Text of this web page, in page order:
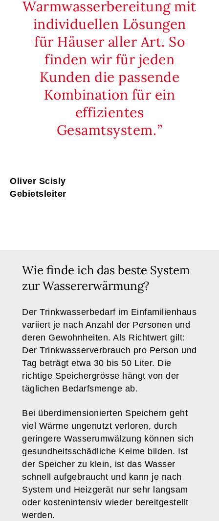
Warmwasserbereitung mit
individuellen Lösungen
für Häuser aller Art. So
finden wir für jeden
Kunden die passende
Kombination für ein
effizientes
Gesamtsystem.
Oliver Scisly
Gebietsleiter
Wie finde ich das beste System
zur Wassererwärmung?
Der Trinkwasserbedarf im Einfamilienhaus
variiert je nach Anzahl der Personen und
deren Gewohnheiten. Als Richtwert gilt:
Der Trinkwasserverbrauch pro Person und
Tag beträgt etwa 30 bis 50 Liter. Die
richtige Speichergrösse hängt von der
täglichen Bedarfsmenge ab.
Bei überdimensionierten Speichern geht
viel Wärme ungenutzt verloren, durch
geringere Wasserumwälzung können sich
gesundheitsschädliche Keime bilden. Ist
der Speicher zu klein, ist das Wasser
schnell aufgebraucht und kann je nach
System und Heizgerät nur sehr langsam
oder kostenintensiv wieder bereitgestellt
werden.